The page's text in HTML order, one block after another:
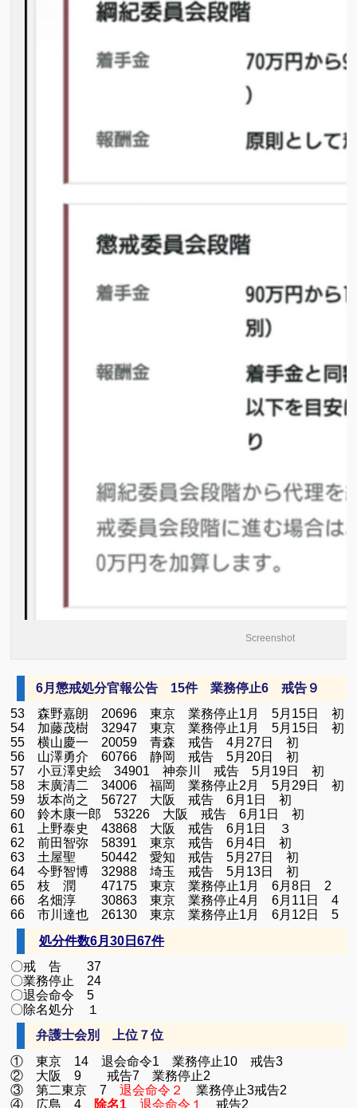
Screenshot
6月懲戒処分官報公告 15件 業務停止6 戒告９
53 森野嘉朗 20696 東京 業務停止1月 5月15日 初
54 加藤茂樹 32947 東京 業務停止1月 5月15日 初
55 横山慶一 20059 青森 戒告 4月27日 初
56 山澤勇介 60766 静岡 戒告 5月20日 初
57 小豆澤史絵 34901 神奈川 戒告 5月19日 初
58 末廣清二 34006 福岡 業務停止2月 5月29日 初
59 坂本尚之 56727 大阪 戒告 6月1日 初
60 鈴木康一郎 53226 大阪 戒告 6月1日 初
61 上野泰史 43868 大阪 戒告 6月1日 ３
62 前田智弥 58391 東京 戒告 6月4日 初
63 土屋聖 50442 愛知 戒告 5月27日 初
64 今野智博 32988 埼玉 戒告 5月13日 初
65 枝 潤 47175 東京 業務停止1月 6月8日 2
66 名畑淳 30863 東京 業務停止4月 6月11日 4
66 市川達也 26130 東京 業務停止1月 6月12日 5
処分件数6月30日67件
〇戒 告 37
〇業務停止 24
〇退会命令 5
〇除名処分 １
弁護士会別 上位７位
① 東京 14 退会命令1 業務停止10 戒告3
② 大阪 9 戒告7 業務停止2
③ 第二東京 7退会命令２
業務停止3戒告2
④ 広島 4 除名1 退会命令１ 戒告2